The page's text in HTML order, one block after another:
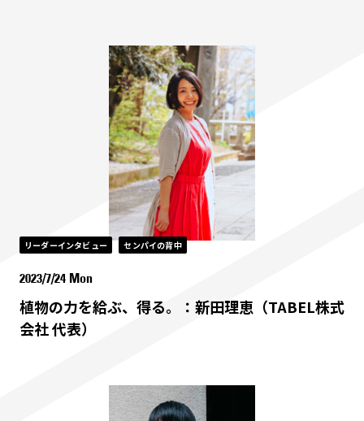
リーダーインタビュー センパイの背中
2023/7/24 Mon
植物の力を給ぶ、得る。：新田理恵（TABEL株式
会社 代表）